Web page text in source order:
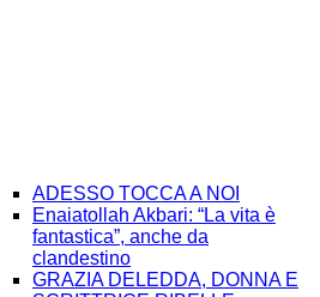
ADESSO TOCCA A NOI
Enaiatollah Akbari: “La vita è
fantastica”, anche da
clandestino
GRAZIA DELEDDA, DONNA E